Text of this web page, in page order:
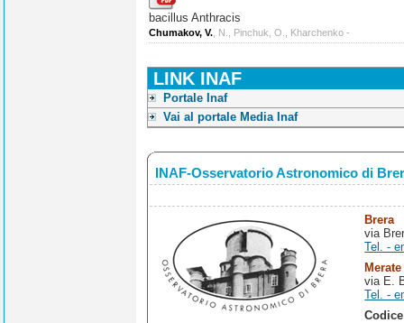
bacillus Anthracis
Chumakov, V. , N., Pinchuk, O., Kharchenko -
LINK INAF
Portale Inaf
Vai al portale Media Inaf
INAF-Osservatorio Astronomico di
Brera
via
Tel. -
Merate
via E.
Tel. -